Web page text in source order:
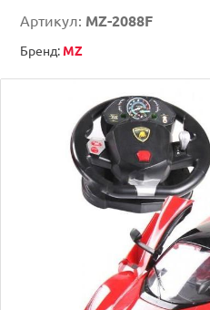
Артикул: MZ-2088F
Бренд: MZ